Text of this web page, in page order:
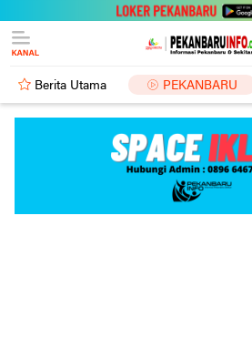
Berita Utama PEKANBARU